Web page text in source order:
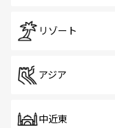
リゾート
アジア
中近東